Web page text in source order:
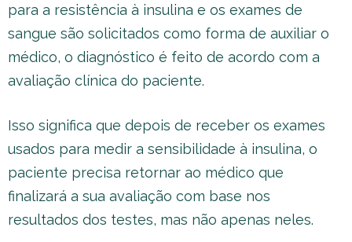
para a resistência à insulina e os exames de
sangue são solicitados como forma de auxiliar o
médico, o diagnóstico é feito de acordo com a
avaliação clínica do paciente.
Isso significa que depois de receber os exames
usados para medir a sensibilidade à insulina, o
paciente precisa retornar ao médico que
finalizará a sua avaliação com base nos
resultados dos testes, mas não apenas neles.